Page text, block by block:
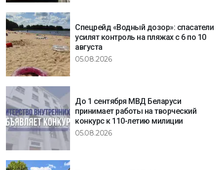
Спецрейд «Водный дозор»: спасатели
усилят контроль на пляжах с 6 по 10
августа
05.08.2026
До 1 сентября МВД Беларуси
принимает работы на творческий
конкурс к 110-летию милиции
05.08.2026